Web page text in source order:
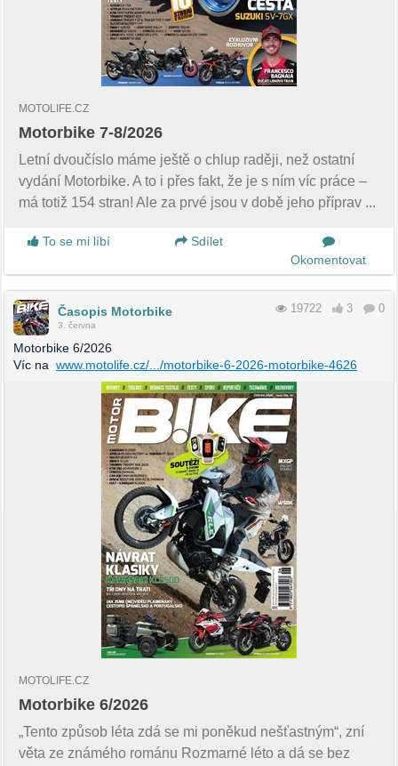
MOTOLIFE.CZ
Motorbike 7-8/2026
Letní dvoučíslo máme ještě o chlup raději, než ostatní
vydání Motorbike. A to i přes fakt, že je s ním víc práce –
má totiž 154 stran! Ale za prvé jsou v době jeho příprav ...
To se mi líbí
Sdílet
Okomentovat
Časopis Motorbike
3. června
19722 3 0
Motorbike 6/2026
Víc na www.motolife.cz/.../motorbike-6-2026-motorbike-4626
MOTOLIFE.CZ
Motorbike 6/2026
„Tento způsob léta zdá se mi poněkud nešťastným“, zní
věta ze známého románu Rozmarné léto a dá se bez